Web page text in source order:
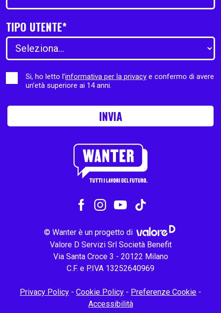
TIPO UTENTE*
Si, ho letto l’informativa per la privacy e confermo di avere
un’età superiore ai 14 anni.
INVIA
© Wanter è un progetto di
Valore D Servizi Srl Società Benefit
Via Santa Croce 3 - 20122 Milano
C.F. e P.IVA 13252640969
Privacy Policy - Cookie Policy - Preferenze Cookie -
Accessibilità